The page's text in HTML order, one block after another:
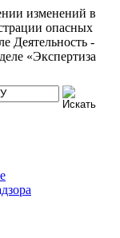
изменений в
опасных
Деятельность -
«Экспертиза